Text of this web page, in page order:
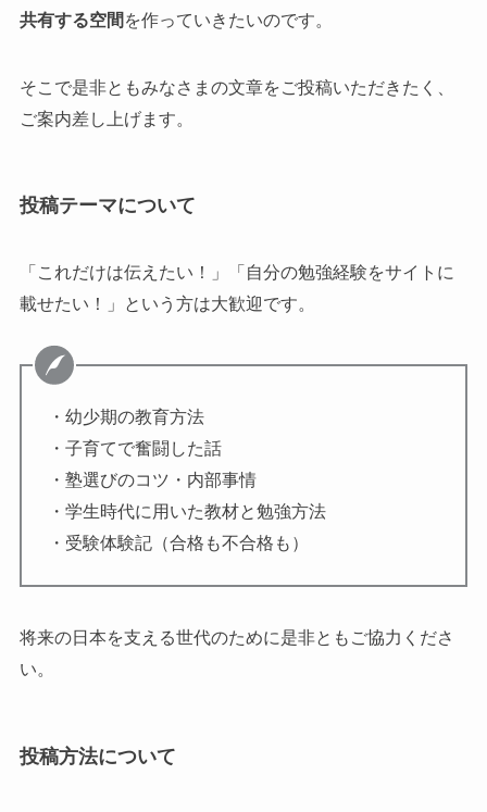
共有する空間 を作っていきたいのです。
そこで是非ともみなさまの文章をご投稿いただきたく、
ご案内差し上げます。
投稿テーマについて
「これだけは伝えたい！」「自分の勉強経験をサイトに
載せたい！」という方は大歓迎です。
・幼少期の教育方法
・子育てで奮闘した話
・塾選びのコツ・内部事情
・学生時代に用いた教材と勉強方法
・受験体験記（合格も不合格も）
将来の日本を支える世代のために是非ともご協力くださ
い。
投稿方法について